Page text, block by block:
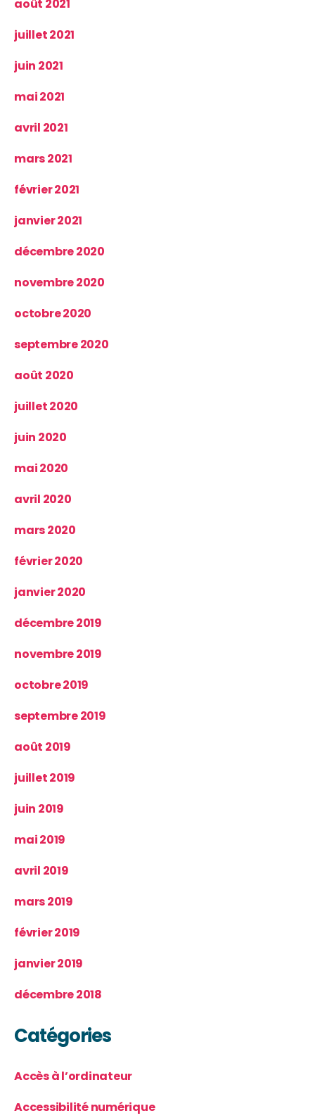
août 2021
juillet 2021
juin 2021
mai 2021
avril 2021
mars 2021
février 2021
janvier 2021
décembre 2020
novembre 2020
octobre 2020
septembre 2020
août 2020
juillet 2020
juin 2020
mai 2020
avril 2020
mars 2020
février 2020
janvier 2020
décembre 2019
novembre 2019
octobre 2019
septembre 2019
août 2019
juillet 2019
juin 2019
mai 2019
avril 2019
mars 2019
février 2019
janvier 2019
décembre 2018
Catégories
Accès à l’ordinateur
Accessibilité numérique